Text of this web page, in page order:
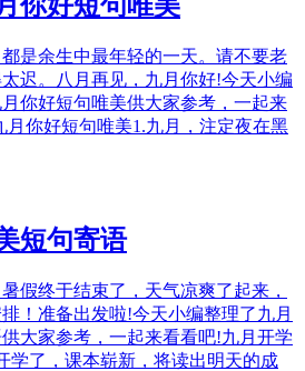
是余生中最年轻的一天。请不要老
迟。八月再见，九月你好!今天小编
你好短句唯美供大家参考，一起来
月你好短句唯美1.九月，注定夜在黑
短句寄语
假终于结束了，天气凉爽了起来，
！准备出发啦!今天小编整理了九月
大家参考，一起来看看吧!九月开学
学了，课本崭新，将读出明天的成